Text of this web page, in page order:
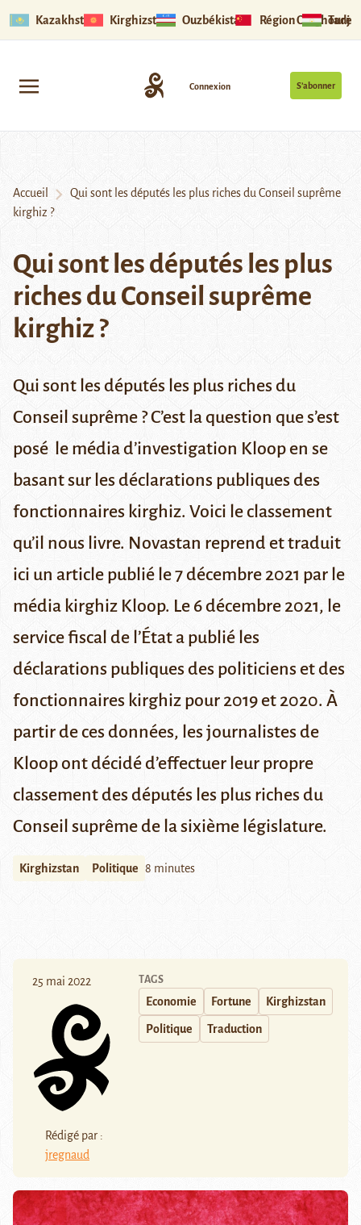
Kazakhstan Kirghizstan Ouzbékistan Région Ouïghoure
S’abonner
Connexion
Accueil
Qui sont les députés les plus riches du Conseil suprême
kirghiz ?
Qui sont les députés les plus
riches du Conseil suprême
kirghiz ?
Qui sont les députés les plus riches du
Conseil suprême ? C’est la question que s’est
posé le média d’investigation Kloop en se
basant sur les déclarations publiques des
fonctionnaires kirghiz. Voici le classement
qu’il nous livre. Novastan reprend et traduit
ici un article publié le 7 décembre 2021 par le
média kirghiz Kloop. Le 6 décembre 2021, le
service fiscal de l’État a publié les
déclarations publiques des politiciens et des
fonctionnaires kirghiz pour 2019 et 2020. À
partir de ces données, les journalistes de
Kloop ont décidé d’effectuer leur propre
classement des députés les plus riches du
Conseil suprême de la sixième législature.
Kirghizstan Politique 8 minutes
25 mai 2022
Rédigé par :
jregnaud
TAGS
Economie Fortune Kirghizstan
Politique Traduction